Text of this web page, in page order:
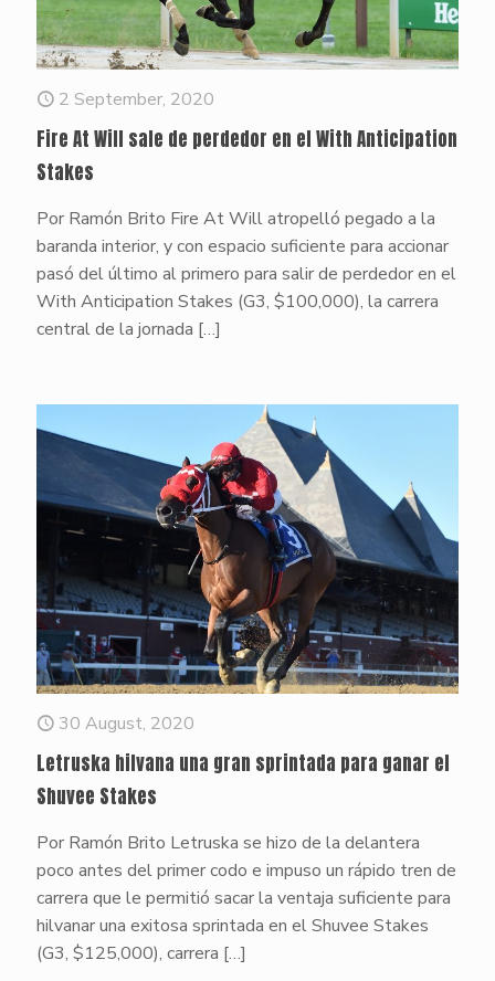
2 September, 2020
Fire At Will sale de perdedor en el With Anticipation
Stakes
Por Ramón Brito Fire At Will atropelló pegado a la
baranda interior, y con espacio suficiente para accionar
pasó del último al primero para salir de perdedor en el
With Anticipation Stakes (G3, $100,000), la carrera
central de la jornada […]
30 August, 2020
Letruska hilvana una gran sprintada para ganar el
Shuvee Stakes
Por Ramón Brito Letruska se hizo de la delantera
poco antes del primer codo e impuso un rápido tren de
carrera que le permitió sacar la ventaja suficiente para
hilvanar una exitosa sprintada en el Shuvee Stakes
(G3, $125,000), carrera […]